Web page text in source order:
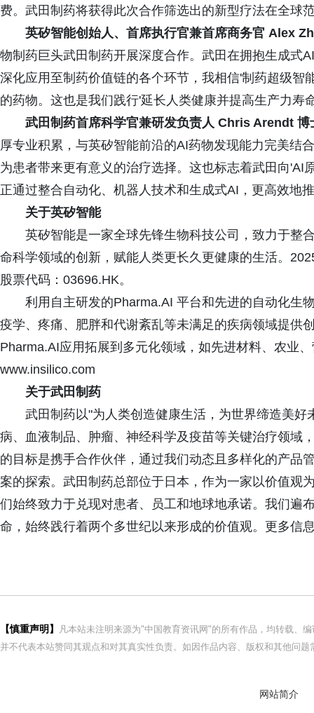
费。武田制药将获得此次合作筛选出的新型疗法在全球
英矽智能创始人、首席执行官兼首席商务官 Alex
物制药巨头武田制药开展深度合作。武田在拥抱生成式
深化应用至制药价值链的各个环节，我相信'制药超级智
的药物。这也是我们践行'延长人类健康并提高生产力寿
武田制药首席科学官兼研发负责人 Chris Arendt 博
厚专业积累，与英矽智能前沿的AI药物发现能力完美结
为患者带来更有意义的治疗选择。这也标志着武田向'AI
正通过整合自动化、机器人技术和生成式AI，更高效地
关于英矽智能
英矽智能是一家全球先锋生物科技公司，致力于整
命科学领域的创新，赋能人类更长久更健康的生活。
股票代码：03696.HK。
利用自主研发的Pharma.AI 平台和先进的自动化生
疫学、疼痛、肥胖和代谢紊乱等未满足的疾病领域提供
Pharma.AI应用拓展到多元化领域，如先进材料、农业
www.insilico.com
关于武田制药
武田制药以"为人类创造健康生活，为世界缔造美好
病、血液制品、肿瘤、神经科学及疫苗等关键治疗领域
的目标是携手合作伙伴，通过我们动态且多样化的产品
案的探索。武田制药总部位于日本，作为一家以价值观
们始终致力于兑现对患者、员工和地球地承诺。我们遍
命，始终践行着两个多世纪以来形成的价值观。更多信
【慎重声明】
凡本站未注明来源为"中国教育资讯网"的所有作品，均转载、
并不代表本站赞同其观点和对其真实性负责。如因作品内容、版权和其他问
网站简介